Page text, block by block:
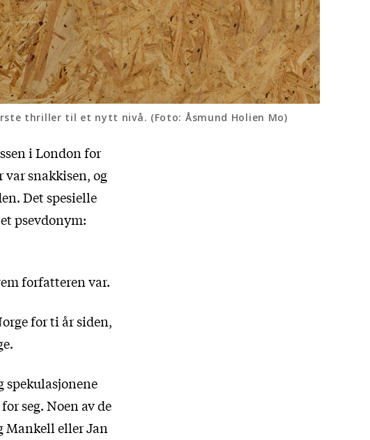
thriller til et nytt nivå. (Foto: Åsmund Holien Mo)
i London for
var snakkisen, og
Det spesielle
psevdonym:
forfatteren var.
for ti år siden,
seg. Noen av de
Mankell eller Jan